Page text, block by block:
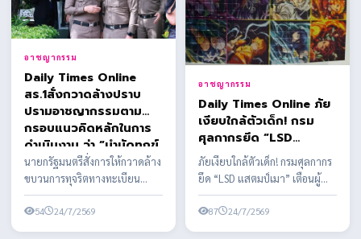
อาชญากรรม
Daily Times Online
สร.1สั่งกวาดล้างปราบ
ปรามอาชญากรรมตาม
กรอบแนวคิดหลักในการ
ดำเนินงาน ว่า “บำบัดทุกข์
บำรุงสุข พิทักษ์
สันติราษฎร์ พิฆาตยาเสพ
ติด พิชิตอันธพาล”
นายกรัฐมนตรีสั่งการให้กวาดล้าง
ขบวนการทุจริตทางทะเบียน
ราษฎร อย่างจริงจัง เด็ดขาด และ
เป็นระบบ ผบ.ตร. ...
54 24/7/2569
อาชญากรรม
Daily Times Online ภัย
เงียบใกล้ตัวเด็ก! กรม
ศุลกากรยึด “LSD
แสตมป์เมา” เตือนผู้
ปกครองอย่าชะล่าใจ สาร
เสพติดรูปแบบใหม่ พิษ
หลอนประสาทขั้นรุนแรง
ภัยเงียบใกล้ตัวเด็ก! กรมศุลกากร
ยึด “LSD แสตมป์เมา” เตือนผู้
ปกครองอย่าชะล่าใจ สารเสพติด
รูปแบบใหม่ พิษ...
87 24/7/2569